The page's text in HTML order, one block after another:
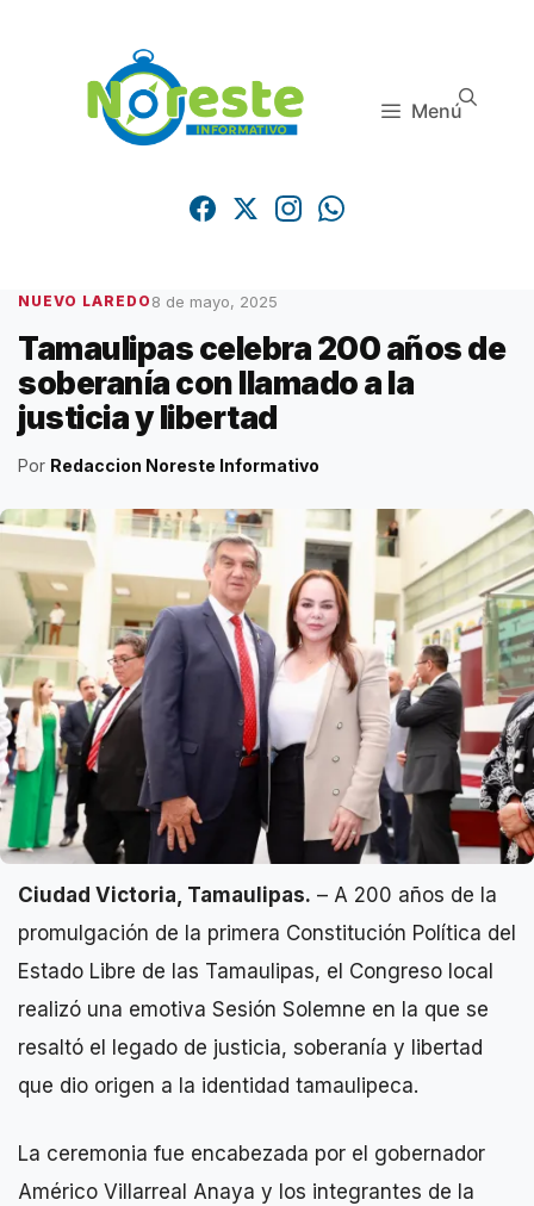
Menú
NUEVO LAREDO 8 de mayo, 2025
Tamaulipas celebra 200 años de
soberanía con llamado a la
justicia y libertad
Por Redaccion Noreste Informativo
Ciudad Victoria, Tamaulipas. – A 200 años de la
promulgación de la primera Constitución Política del
Estado Libre de las Tamaulipas, el Congreso local
realizó una emotiva Sesión Solemne en la que se
resaltó el legado de justicia, soberanía y libertad
que dio origen a la identidad tamaulipeca.
La ceremonia fue encabezada por el gobernador
Américo Villarreal Anaya y los integrantes de la